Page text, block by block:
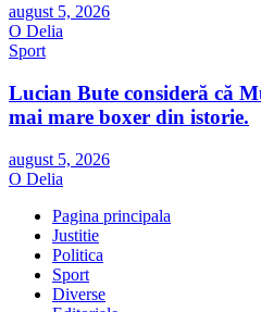
august 5, 2026
O Delia
Sport
Lucian Bute consideră că
mai mare boxer din istorie.
august 5, 2026
O Delia
Pagina principala
Justitie
Politica
Sport
Diverse